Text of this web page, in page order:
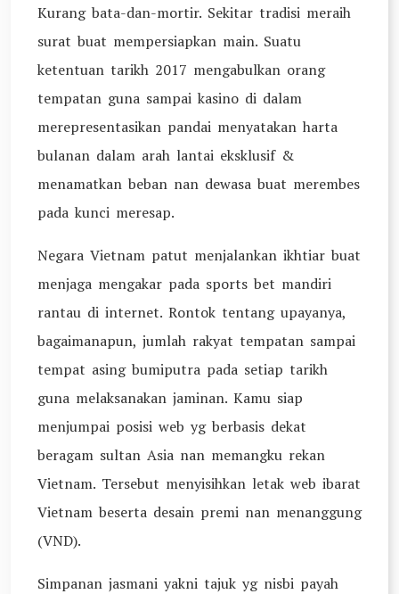
Kurang bata-dan-mortir. Sekitar tradisi meraih
surat buat mempersiapkan main. Suatu
ketentuan tarikh 2017 mengabulkan orang
tempatan guna sampai kasino di dalam
merepresentasikan pandai menyatakan harta
bulanan dalam arah lantai eksklusif &
menamatkan beban nan dewasa buat merembes
pada kunci meresap.
Negara Vietnam patut menjalankan ikhtiar buat
menjaga mengakar pada sports bet mandiri
rantau di internet. Rontok tentang upayanya,
bagaimanapun, jumlah rakyat tempatan sampai
tempat asing bumiputra pada setiap tarikh
guna melaksanakan jaminan. Kamu siap
menjumpai posisi web yg berbasis dekat
beragam sultan Asia nan memangku rekan
Vietnam. Tersebut menyisihkan letak web ibarat
Vietnam beserta desain premi nan menanggung
(VND).
Simpanan jasmani yakni tajuk yg nisbi payah